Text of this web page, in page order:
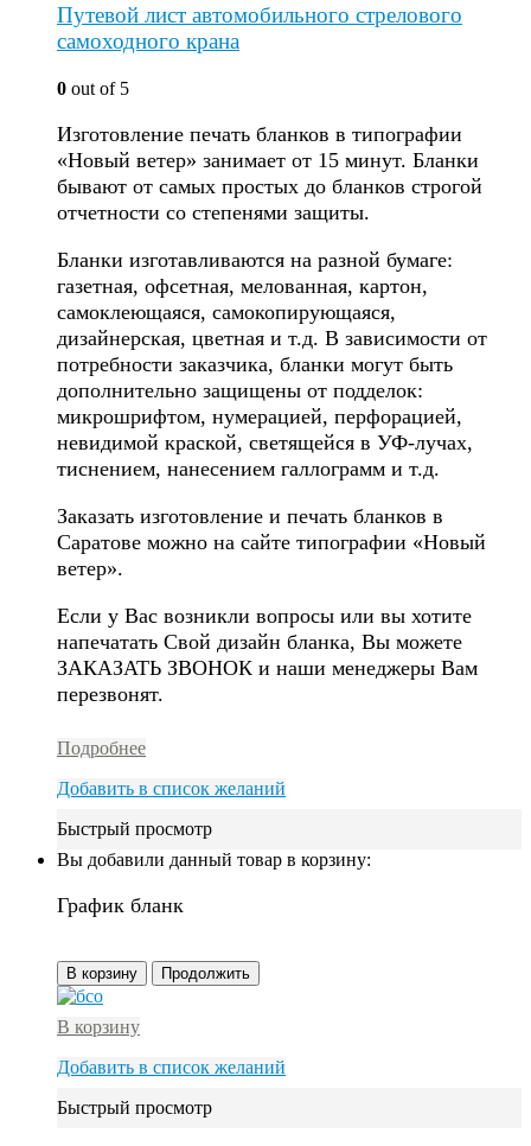
Путевой лист автомобильного стрелового
самоходного крана
0 out of 5
Изготовление печать бланков в типографии
«Новый ветер» занимает от 15 минут. Бланки
бывают от самых простых до бланков строгой
отчетности со степенями защиты.
Бланки изготавливаются на разной бумаге:
газетная, офсетная, мелованная, картон,
самоклеющаяся, самокопирующаяся,
дизайнерская, цветная и т.д. В зависимости от
потребности заказчика, бланки могут быть
дополнительно защищены от подделок:
микрошрифтом, нумерацией, перфорацией,
невидимой краской, светящейся в УФ-лучах,
тиснением, нанесением галлограмм и т.д.
Заказать изготовление и печать бланков в
Саратове можно на сайте типографии «Новый
ветер».
Если у Вас возникли вопросы или вы хотите
напечатать Свой дизайн бланка, Вы можете
ЗАКАЗАТЬ ЗВОНОК и наши менеджеры Вам
перезвонят.
Подробнее
Добавить в список желаний
Быстрый просмотр
Вы добавили данный товар в корзину:
График бланк
В корзину Продолжить
В корзину
Добавить в список желаний
Быстрый просмотр